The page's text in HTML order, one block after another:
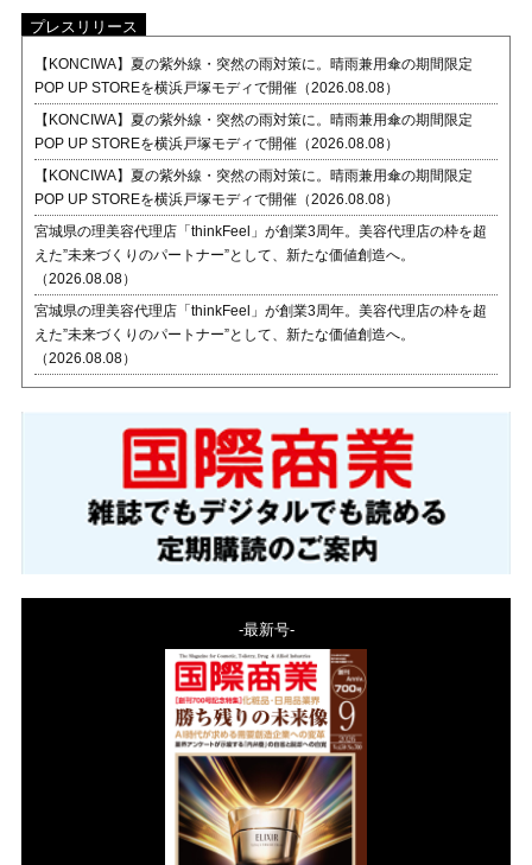
プレスリリース
【KONCIWA】夏の紫外線・突然の雨対策に。晴雨兼用傘の期間限定
POP UP STOREを横浜戸塚モディで開催（2026.08.08）
【KONCIWA】夏の紫外線・突然の雨対策に。晴雨兼用傘の期間限定
POP UP STOREを横浜戸塚モディで開催（2026.08.08）
【KONCIWA】夏の紫外線・突然の雨対策に。晴雨兼用傘の期間限定
POP UP STOREを横浜戸塚モディで開催（2026.08.08）
宮城県の理美容代理店「thinkFeel」が創業3周年。美容代理店の枠を超
えた”未来づくりのパートナー”として、新たな価値創造へ。
（2026.08.08）
宮城県の理美容代理店「thinkFeel」が創業3周年。美容代理店の枠を超
えた”未来づくりのパートナー”として、新たな価値創造へ。
（2026.08.08）
-最新号-